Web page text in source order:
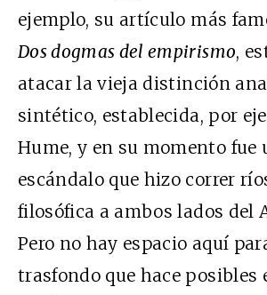
ejemplo, su artículo más
Dos dogmas del empirismo,
atacar la vieja distinción
sintético, establecida, por
Hume, y en su momento fue
escándalo que hizo correr
filosófica a ambos lados del
Pero no hay espacio aquí
trasfondo que hace posibles